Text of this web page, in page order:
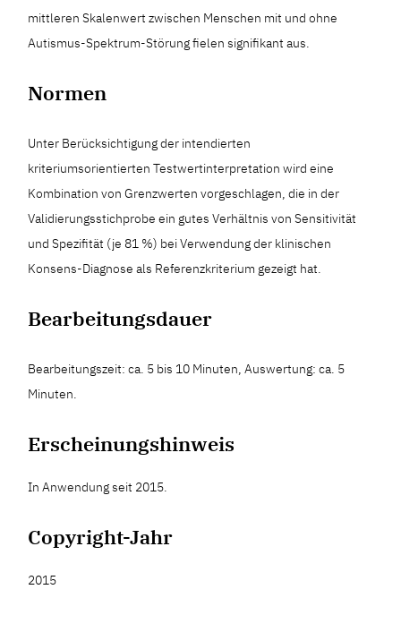
mittleren Skalenwert zwischen Menschen mit und ohne
Autismus-Spektrum-Störung fielen signifikant aus.
Normen
Unter Berücksichtigung der intendierten
kriteriumsorientierten Testwertinterpretation wird eine
Kombination von Grenzwerten vorgeschlagen, die in der
Validierungsstichprobe ein gutes Verhältnis von Sensitivität
und Spezifität (je 81 %) bei Verwendung der klinischen
Konsens-Diagnose als Referenzkriterium gezeigt hat.
Bearbeitungsdauer
Bearbeitungszeit: ca. 5 bis 10 Minuten, Auswertung: ca. 5
Minuten.
Erscheinungshinweis
In Anwendung seit 2015.
Copyright-Jahr
2015